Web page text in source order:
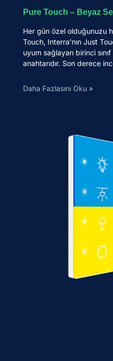
Pure Touch – Beyaz
Her gün özel olduğunuzu
Touch, Interra’nın Just
uyum sağlayan birinci
anahtarıdır. Son derece
Daha Fazlasını Oku »